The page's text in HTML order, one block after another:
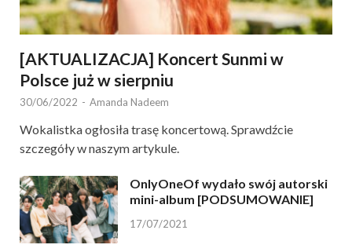
[AKTUALIZACJA] Koncert Sunmi w
Polsce już w sierpniu
30/06/2022 - Amanda Nadeem
Wokalistka ogłosiła trasę koncertową. Sprawdźcie
szczegóły w naszym artykule.
OnlyOneOf wydało swój autorski
mini-album [PODSUMOWANIE]
17/07/2021